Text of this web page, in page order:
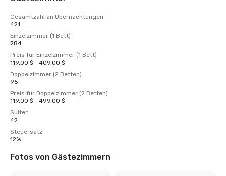
Gesamtzahl an Übernachtungen
421
Einzelzimmer (1 Bett)
284
Preis für Einzelzimmer (1 Bett)
119,00 $ - 409,00 $
Doppelzimmer (2 Betten)
95
Preis für Doppelzimmer (2 Betten)
119,00 $ - 499,00 $
Suiten
42
Steuersatz
12%
Fotos von Gästezimmern